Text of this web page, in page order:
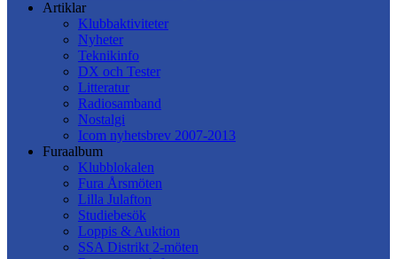
Artiklar
Klubbaktiviteter
Nyheter
Teknikinfo
DX och Tester
Litteratur
Radiosamband
Nostalgi
Icom nyhetsbrev 2007-2013
Furaalbum
Klubblokalen
Fura Årsmöten
Lilla Julafton
Studiebesök
Loppis & Auktion
SSA Distrikt 2-möten